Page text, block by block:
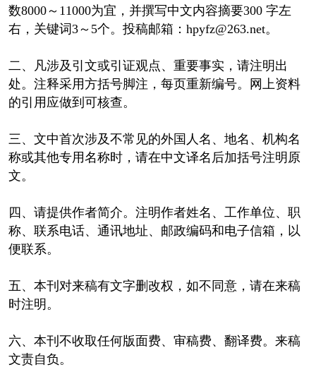
数8000～11000为宜，并撰写中文内容摘要300 字左
右，关键词3～5个。投稿邮箱：hpyfz@263.net。
二、凡涉及引文或引证观点、重要事实，请注明出
处。注释采用方括号脚注，每页重新编号。网上资料
的引用应做到可核查。
三、文中首次涉及不常见的外国人名、地名、机构名
称或其他专用名称时，请在中文译名后加括号注明原
文。
四、请提供作者简介。注明作者姓名、工作单位、职
称、联系电话、通讯地址、邮政编码和电子信箱，以
便联系。
五、本刊对来稿有文字删改权，如不同意，请在来稿
时注明。
六、本刊不收取任何版面费、审稿费、翻译费。来稿
文责自负。